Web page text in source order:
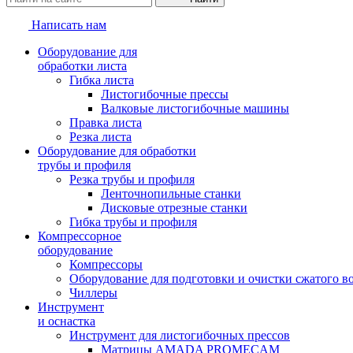
Написать нам
Оборудование для
обработки листа
Гибка листа
Листогибочные прессы
Валковые листогибочные машины
Правка листа
Резка листа
Оборудование для обработки
трубы и профиля
Резка трубы и профиля
Ленточнопильные станки
Дисковые отрезные станки
Гибка трубы и профиля
Компрессорное
оборудование
Компрессоры
Оборудование для подготовки и очистки сжатого
Чиллеры
Инструмент
и оснастка
Инструмент для листогибочных прессов
Матрицы AMADA PROMECAM